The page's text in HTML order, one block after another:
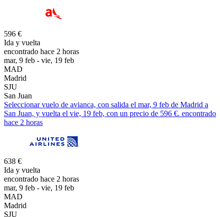
596 €
Ida y vuelta
encontrado hace 2 horas
mar, 9 feb - vie, 19 feb
MAD
Madrid
SJU
San Juan
Seleccionar vuelo de avianca, con salida el mar, 9 feb de Madrid a
San Juan, y vuelta el vie, 19 feb, con un precio de 596 €. encontrado
hace 2 horas
638 €
Ida y vuelta
encontrado hace 2 horas
mar, 9 feb - vie, 19 feb
MAD
Madrid
SJU